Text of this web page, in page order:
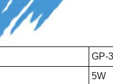
GP-
5W